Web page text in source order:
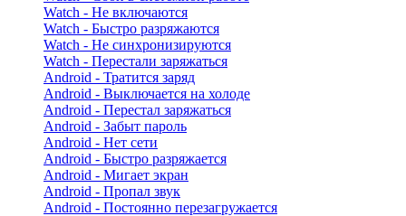
Watch - Не включаются
Watch - Быстро разряжаются
Watch - Не синхронизируются
Watch - Перестали заряжаться
Android - Тратится заряд
Android - Выключается на холоде
Android - Перестал заряжаться
Android - Забыт пароль
Android - Нет сети
Android - Быстро разряжается
Android - Мигает экран
Android - Пропал звук
Android - Постоянно перезагружается